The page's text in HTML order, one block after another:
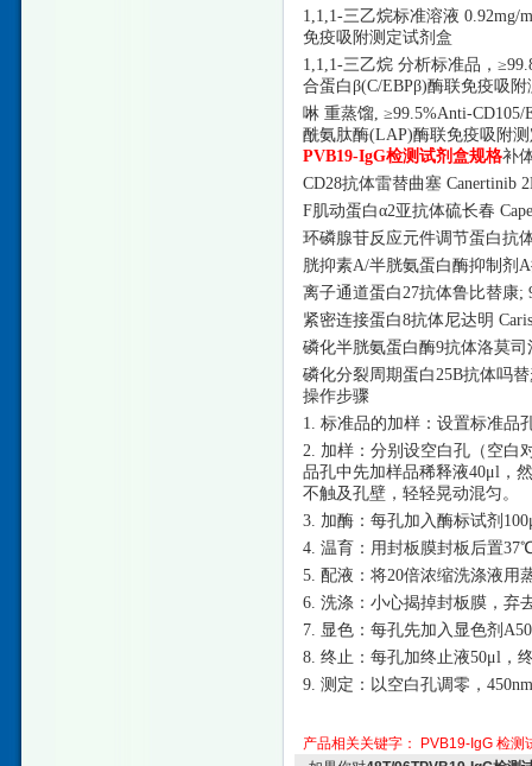
1,1,1-三乙烷标准溶液
免疫吸附测定试剂盒
1,1,1-三乙烷 分析标准品，
合蛋白β(C/EBPβ)酶联免疫吸
啉 重蒸馏, ≥99.5%Anti-
酰氨肽酶(LAP)酶联免疫吸附
PVB19-IgG检测试剂盒规格补
CD28抗体雷替曲塞 Canertinib
F肌动蛋白α2亚抗体硫长春
环磷腺苷反应元件调节蛋白抗
胱抑素A/半胱氨蛋白酶抑制剂A
离子通道蛋白27抗体鲁比替康;
紧密连接蛋白8抗体尼达明
磷化半胱氨蛋白酶9抗体洛莫司
磷化分裂周期蛋白25B抗体吗
操作步骤
1. 标准品的加样：设置标准品
2. 加样：分别设空白孔（空白
品孔中先加样品稀释液40μl，
不触及孔壁，轻轻晃动混匀。
3. 加酶：每孔加入酶标试剂
4. 温育：用封板膜封板后置
5. 配液：将20倍浓缩洗涤液用
6. 洗涤：小心揭掉封板膜，弃
7. 显色：每孔先加入显色剂
8. 终止：每孔加终止液50μl，
9. 测定：以空白孔调零，
产品相关关键字： PVB19-IgG 检测